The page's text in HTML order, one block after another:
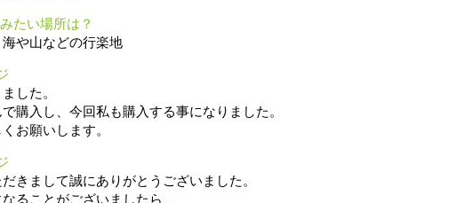
たい場所は？
や山などの行楽地
した。
購入し、今回私も購入する事になりました。
お願いします。
きまして誠にありがとうございました。
ることがございましたら、